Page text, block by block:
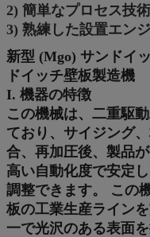
2) 簡単なプロセス技術
3) 熟練した設置エン
新型 (Mgo) サンドイ
ドイッチ壁板製造機
I. 機器の特徴
この機械は、二重駆
ており、サイジング
合、再加圧後、製品
高い自動化度で安定
調整できます。 この
板の工業生産ライン
一で光沢のある表面